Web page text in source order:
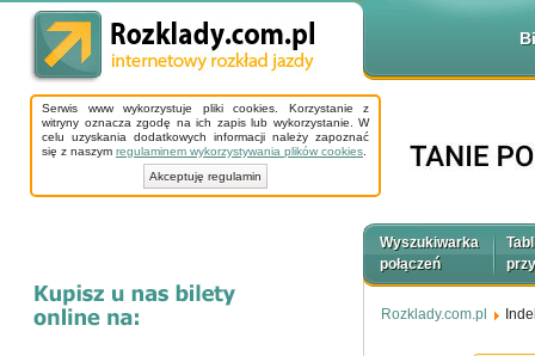
Serwis www wykorzystuje pliki cookies. Korzystanie z
witryny oznacza zgodę na ich zapis lub wykorzystanie. W
celu uzyskania dodatkowych informacji należy zapoznać
się z naszym regulaminem wykorzystywania plików cookies
Akceptuję regulamin
Wyszukiwarka
połączeń
Rozklady.com.pl